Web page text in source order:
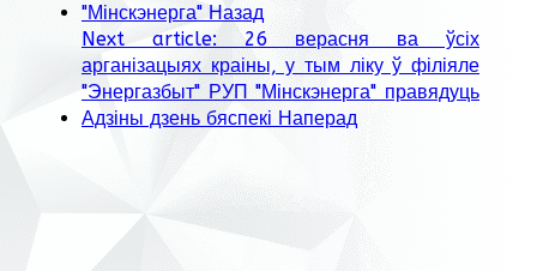
"Мінскэнерга" Назад
Next article: 26 верасня ва ўсіх
арганізацыях краіны, у тым ліку ў філіяле
"Энергазбыт" РУП "Мінскэнерга" правядуць
Адзіны дзень бяспекі Наперад